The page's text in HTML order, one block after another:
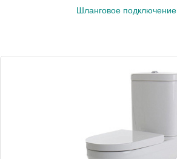
Шланговое подключение